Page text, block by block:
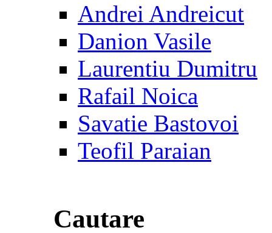
Andrei Andreicut
Danion Vasile
Laurentiu Dumitru
Rafail Noica
Savatie Bastovoi
Teofil Paraian
Cautare